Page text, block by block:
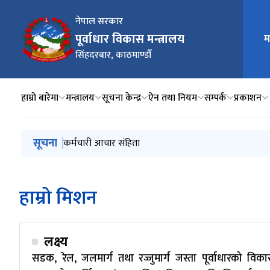
नेपाल सरकार
पूर्वाधार विकास मन्त्रालय
सिंहदरबार, काठमाण्डौँ
मुख्य
हाम्रो बारेमा मन्त्रालय सूचना केन्द्र ऐन तथा नियम सम्पर्क प्रकाशन
मुख्य नेभिगेसनमा जानुहोस्
सूचना निर्माण व्यवसाय इजाजतपत्र स्वत: खारेजी सम्बन्धी सूचना
कर्मचारी आचार संहिता
मन्त्रालयको नाम सम्बन्धमा
सार्वजनिक पदाधिकारीको पदमुक्ति सम्बन्धमा प्रेस विज्ञप्ती
सवारी साधनहरुलाई प्रविधि जडित, स्वस्थ, सुरक्षित, मर्यादित
हाम्रो मिशन
लक्ष्य
सडक, रेल, जलमार्ग तथा रज्जुमार्ग जस्ता पूर्वाधारको